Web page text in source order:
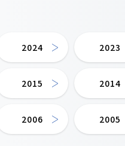
2024 2023
2015 2014
2006 2005